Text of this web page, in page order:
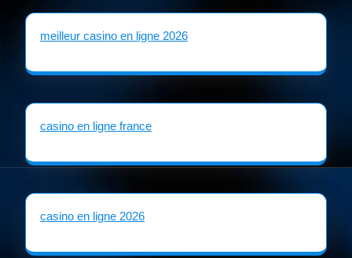
meilleur casino en ligne 2026
casino en ligne france
casino en ligne 2026